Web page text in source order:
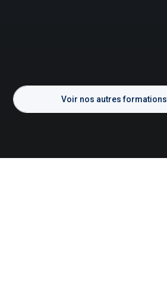
Voir nos autres formations